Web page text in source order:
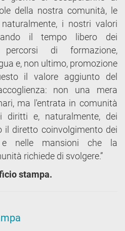
della nostra comunità, le
i nostri valori
il tempo libero dei
di formazione,
e, non ultimo, promozione
il valore aggiunto del
non una mera
ma l'entrata in comunità
diritti e, naturalmente, dei
il diretto coinvolgimento dei
nelle mansioni che la
richiede di svolgere.”
stampa.